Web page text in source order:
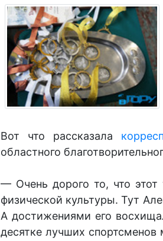
Вот что рассказала
областного
— Очень дорого то, что этот
физической культуры. Тут
А достижениями его
десятке лучших спортсменов